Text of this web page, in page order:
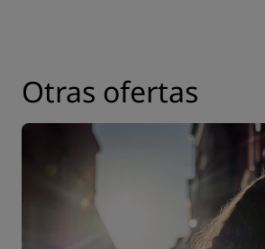
Otras ofertas